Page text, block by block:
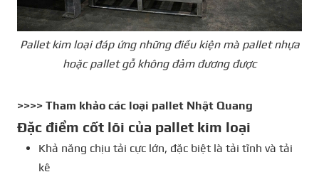
Pallet kim loại đáp ứng những điều kiện mà pallet nhựa
hoặc pallet gỗ không đảm đương được
>>>> Tham khảo các loại pallet Nhật Quang
Đặc điểm cốt lõi của pallet kim loại
Khả năng chịu tải cực lớn, đặc biệt là tải tĩnh và tải
kệ